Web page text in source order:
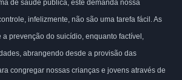
de saúde pública, este demanda nossa
infelizmente, não são uma tarefa fácil. As
prevenção do suicídio, enquanto factível,
abrangendo desde a provisão das
congregar nossas crianças e jovens através de